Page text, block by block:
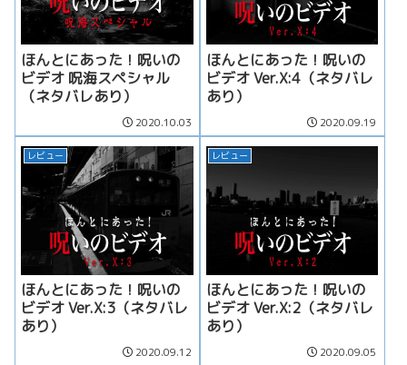
ほんとにあった！呪いの
ビデオ 呪海スペシャル
（ネタバレあり）
2020.10.03
ほんとにあった！呪いの
ビデオ Ver.X:4（ネタバレ
あり）
2020.09.19
レビュー
ほんとにあった！呪いの
ビデオ Ver.X:3（ネタバレ
あり）
2020.09.12
レビュー
ほんとにあった！呪いの
ビデオ Ver.X:2（ネタバレ
あり）
2020.09.05